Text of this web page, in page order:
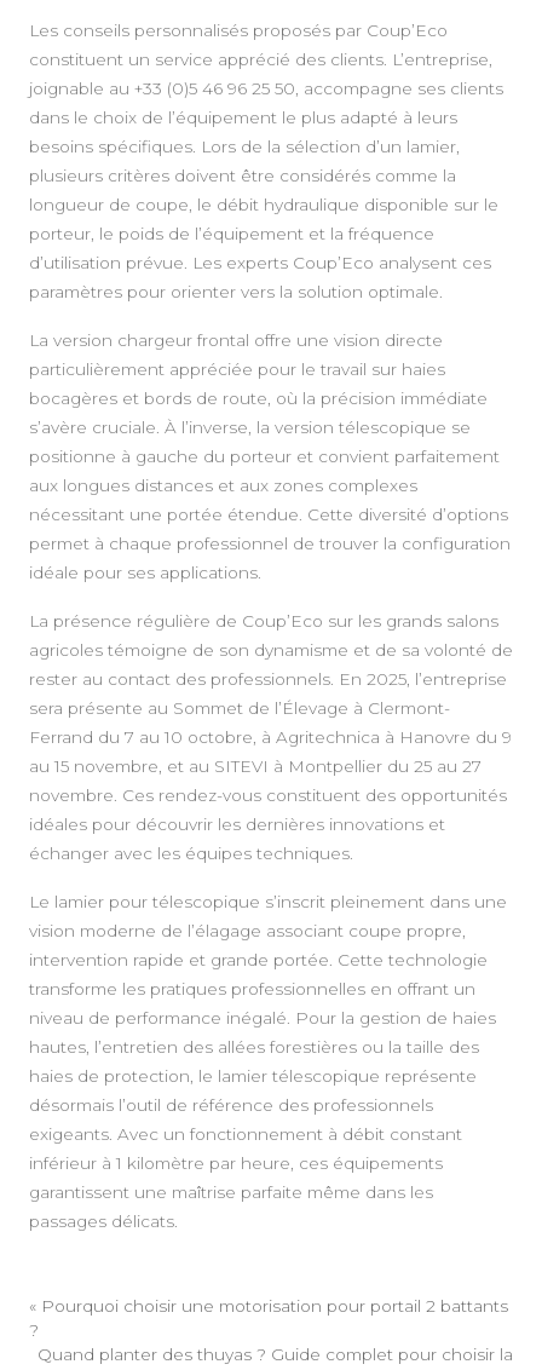
Les conseils personnalisés proposés par Coup’Eco
constituent un service apprécié des clients. L’entreprise,
joignable au +33 (0)5 46 96 25 50, accompagne ses clients
dans le choix de l’équipement le plus adapté à leurs
besoins spécifiques. Lors de la sélection d’un lamier,
plusieurs critères doivent être considérés comme la
longueur de coupe, le débit hydraulique disponible sur le
porteur, le poids de l’équipement et la fréquence
d’utilisation prévue. Les experts Coup’Eco analysent ces
paramètres pour orienter vers la solution optimale.
La version chargeur frontal offre une vision directe
particulièrement appréciée pour le travail sur haies
bocagères et bords de route, où la précision immédiate
s’avère cruciale. À l’inverse, la version télescopique se
positionne à gauche du porteur et convient parfaitement
aux longues distances et aux zones complexes
nécessitant une portée étendue. Cette diversité d’options
permet à chaque professionnel de trouver la configuration
idéale pour ses applications.
La présence régulière de Coup’Eco sur les grands salons
agricoles témoigne de son dynamisme et de sa volonté de
rester au contact des professionnels. En 2025, l’entreprise
sera présente au Sommet de l’Élevage à Clermont-
Ferrand du 7 au 10 octobre, à Agritechnica à Hanovre du 9
au 15 novembre, et au SITEVI à Montpellier du 25 au 27
novembre. Ces rendez-vous constituent des opportunités
idéales pour découvrir les dernières innovations et
échanger avec les équipes techniques.
Le lamier pour télescopique s’inscrit pleinement dans une
vision moderne de l’élagage associant coupe propre,
intervention rapide et grande portée. Cette technologie
transforme les pratiques professionnelles en offrant un
niveau de performance inégalé. Pour la gestion de haies
hautes, l’entretien des allées forestières ou la taille des
haies de protection, le lamier télescopique représente
désormais l’outil de référence des professionnels
exigeants. Avec un fonctionnement à débit constant
inférieur à 1 kilomètre par heure, ces équipements
garantissent une maîtrise parfaite même dans les
passages délicats.
« Pourquoi choisir une motorisation pour portail 2 battants
?
Quand planter des thuyas ? Guide complet pour choisir la